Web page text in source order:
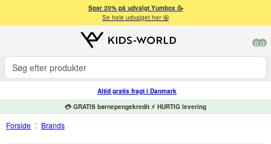
Spar 20% på udvalgt Yumbox 🥳
Se hele udvalget her 🤩
0 0
Altid gratis fragt i Danmark
💳 GRATIS børnepengekredit ⚡ HURTIG levering
Forside Brands